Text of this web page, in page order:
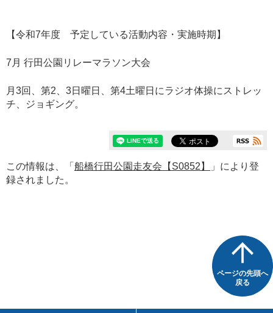
【令和7年度 予定している活動内容・実施時期】
7月 行田公園リレーマラソン大会
月3回、第2、3日曜日、第4土曜日にラジオ体操にストレッ
チ、ジョギング。
この情報は、「 船橋行田公園走友会【S0852】
」により登
録されました。
ページの先頭へ
戻る